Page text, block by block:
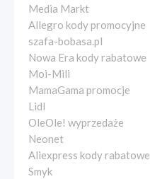
Media Markt
Allegro kody promocyjne
szafa-bobasa.pl
Nowa Era kody rabatowe
Moi-Mili
MamaGama promocje
Lidl
OleOle! wyprzedaże
Neonet
Aliexpress kody rabatowe
Smyk